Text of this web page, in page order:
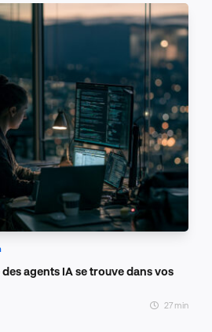
agents IA se trouve dans vos
27 min